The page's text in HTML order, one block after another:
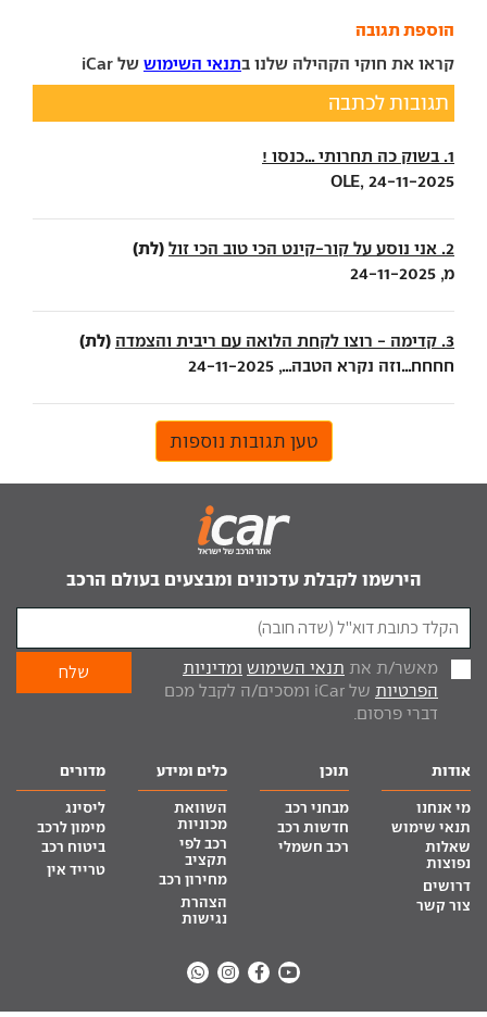
הוספת תגובה
קראו את חוקי הקהילה שלנו בתנאי השימוש של iCar
תגובות לכתבה
1. בשוק כה תחרותי ...כנסו !
OLE, 24-11-2025
2. אני נוסע על קור-קינט הכי טוב הכי זול (לת)
מ, 24-11-2025
3. קדימה - רוצו לקחת הלואה עם ריבית והצמדה (לת)
חחחח...וזה נקרא הטבה..., 24-11-2025
טען תגובות נוספות
הירשמו לקבלת עדכונים ומבצעים בעולם הרכב
מאשר/ת את תנאי השימוש ומדיניות
הפרטיות
של iCar ומסכים/ה לקבל מכם
דברי פרסום.
אודות
מי אנחנו
תנאי שימוש
שאלות
נפוצות
דרושים
צור קשר
תוכן
מבחני רכב
חדשות רכב
רכב חשמלי
כלים ומידע
השוואת
מכוניות
רכב לפי
תקציב
מחירון רכב
הצהרת
נגישות
מדורים
ליסינג
מימון לרכב
ביטוח רכב
טרייד אין